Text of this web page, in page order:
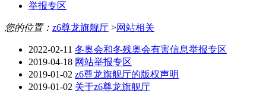
举报专区
您的位置： z6尊龙旗舰厅 >网站相关
2022-02-11 冬奥会和冬残奥会有害信息举报专区
2019-04-18 网站举报专区
2019-01-02 z6尊龙旗舰厅的版权声明
2019-01-02 关于z6尊龙旗舰厅